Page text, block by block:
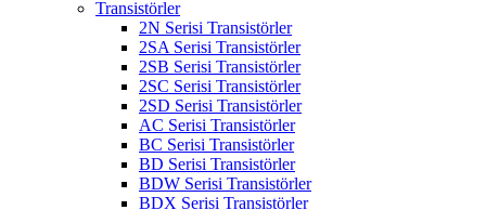
Transistörler
2N Serisi Transistörler
2SA Serisi Transistörler
2SB Serisi Transistörler
2SC Serisi Transistörler
2SD Serisi Transistörler
AC Serisi Transistörler
BC Serisi Transistörler
BD Serisi Transistörler
BDW Serisi Transistörler
BDX Serisi Transistörler